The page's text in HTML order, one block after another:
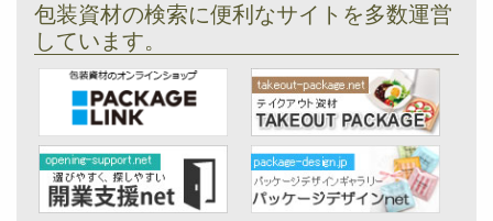
包装資材の検索に便利なサイトを多数運営
しています。